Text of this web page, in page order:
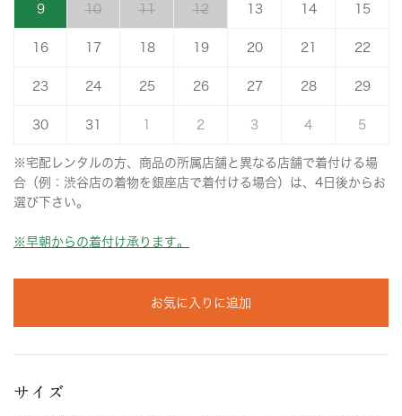
9 10 11 12 13 14 15
16 17 18 19 20 21 22
23 24 25 26 27 28 29
30 31 1 2 3 4 5
※宅配レンタルの方、商品の所属店舗と異なる店舗で着付ける場
合（例：渋谷店の着物を銀座店で着付ける場合）は、4日後からお
選び下さい。
※早朝からの着付け承ります。
お気に入りに追加
サイズ